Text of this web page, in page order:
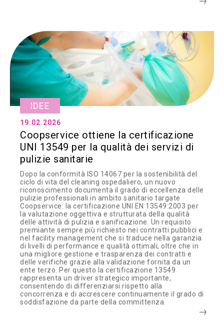
IDEE
19.02.2026
Coopservice ottiene la certificazione
UNI 13549 per la qualità dei servizi di
pulizie sanitarie
Dopo la conformità ISO 14067 per la sostenibilità del
ciclo di vita del cleaning ospedaliero, un nuovo
riconoscimento documenta il grado di eccellenza delle
pulizie professionali in ambito sanitario targate
Coopservice: la certificazione UNI EN 13549:2003 per
la valutazione oggettiva e strutturata della qualità
delle attività di pulizia e sanificazione. Un requisito
premiante sempre più richiesto nei contratti pubblici e
nel facility management che si traduce nella garanzia
di livelli di performance e qualità ottimali, oltre che in
una migliore gestione e trasparenza dei contratti e
delle verifiche grazie alla validazione fornita da un
ente terzo. Per questo la certificazione 13549
rappresenta un driver strategico importante,
consentendo di differenziarsi rispetto alla
concorrenza e di accrescere continuamente il grado di
soddisfazione da parte della committenza.